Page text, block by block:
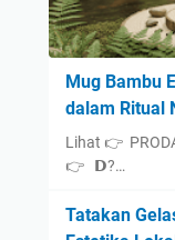
Mug Bambu
dalam Ritual
Lihat 👉
👉 𝗗?…
Tatakan